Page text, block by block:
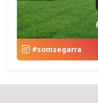
#somsegarra